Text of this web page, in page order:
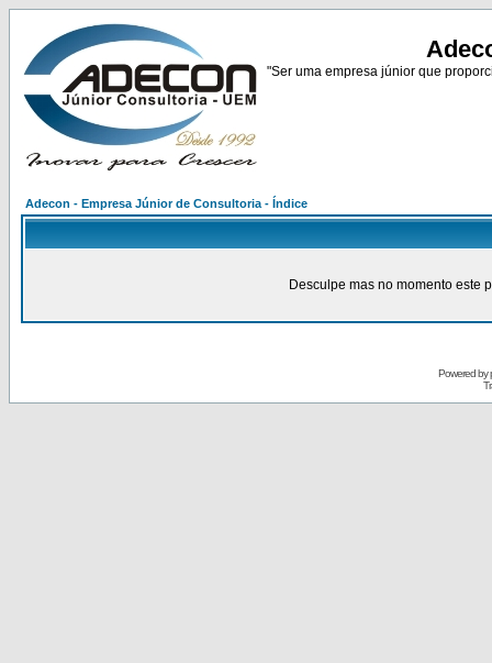
"Ser uma empresa júnior que
Adecon - Empresa Júnior de Consultoria - Índice
Desculpe mas no momento este
Powered by